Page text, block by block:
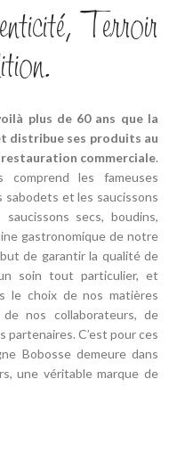
Terroir
plus de 60 ans que la
distribue ses produits au
commerciale.
les fameuses
et les saucissons
secs, boudins,
gastronomique de notre
de garantir la qualité de
soin tout particulier, et
le choix de nos matières
nos collaborateurs, de
partenaires. C’est pour ces
Bobosse demeure dans
une véritable marque de